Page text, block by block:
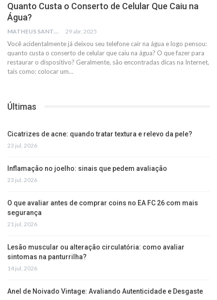
Quanto Custa o Conserto de Celular Que Caiu na
Água?
MATHEUS SANTOS 29 abr, 2025
Você acidentalmente já deixou seu telefone cair na água e logo pensou:
quanto custa o conserto de celular que caiu na água? O que fazer para
restaurar o dispositivo? Geralmente, são encontradas dicas na Internet,
tais como: colocar um…
Últimas
Cicatrizes de acne: quando tratar textura e relevo da pele?
23 jul, 2026
Inflamação no joelho: sinais que pedem avaliação
23 jul, 2026
O que avaliar antes de comprar coins no EA FC 26 com mais
segurança
21 jul, 2026
Lesão muscular ou alteração circulatória: como avaliar
sintomas na panturrilha?
14 jul, 2026
Anel de Noivado Vintage: Avaliando Autenticidade e Desgaste